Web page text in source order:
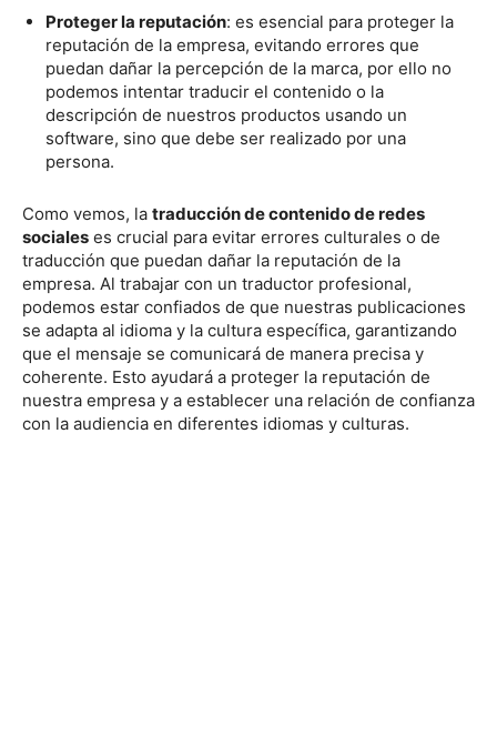
Proteger la reputación: es esencial para proteger la
reputación de la empresa, evitando errores que
puedan dañar la percepción de la marca, por ello no
podemos intentar traducir el contenido o la
descripción de nuestros productos usando un
software, sino que debe ser realizado por una
persona.
Como vemos, la traducción de contenido de redes
sociales es crucial para evitar errores culturales o de
traducción que puedan dañar la reputación de la
empresa. Al trabajar con un traductor profesional,
podemos estar confiados de que nuestras publicaciones
se adapta al idioma y la cultura específica, garantizando
que el mensaje se comunicará de manera precisa y
coherente. Esto ayudará a proteger la reputación de
nuestra empresa y a establecer una relación de confianza
con la audiencia en diferentes idiomas y culturas.